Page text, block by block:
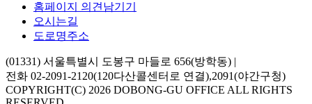
홈페이지 의견남기기
오시는길
도로명주소
(01331) 서울특별시 도봉구 마들로 656(방학동) |
전화 02-2091-2120(120다산콜센터로 연결),2091(야간구청)
COPYRIGHT(C) 2026 DOBONG-GU OFFICE ALL RIGHTS